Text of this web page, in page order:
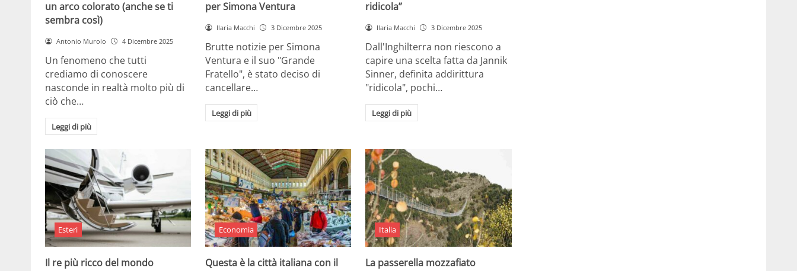
un arco colorato (anche se ti
sembra così)
Antonio Murolo 4 Dicembre 2025
Un fenomeno che tutti
crediamo di conoscere
nasconde in realtà molto più di
ciò che…
Leggi di più
per Simona Ventura
Ilaria Macchi 3 Dicembre 2025
Brutte notizie per Simona
Ventura e il suo "Grande
Fratello", è stato deciso di
cancellare…
Leggi di più
ridicola”
Ilaria Macchi 3 Dicembre 2025
Dall'Inghilterra non riescono a
capire una scelta fatta da Jannik
Sinner, definita addirittura
"ridicola", pochi…
Leggi di più
Esteri
Il re più ricco del mondo
Economia
Questa è la città italiana con il
Italia
La passerella mozzafiato